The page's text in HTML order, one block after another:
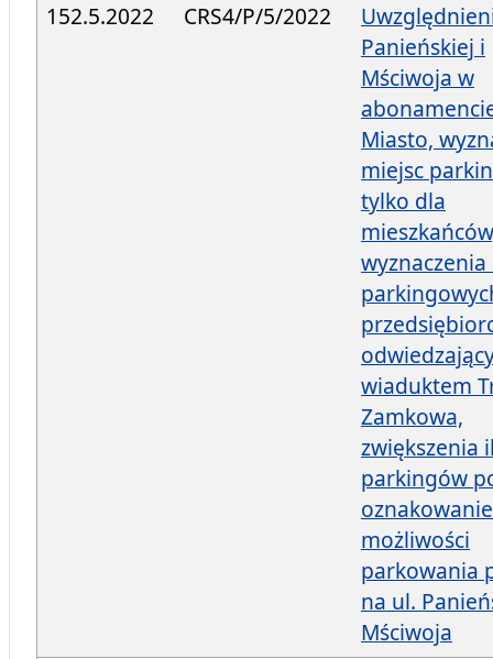
152.5.2022
CRS4/P/5/2022
Panieńskiej i
Mściwoja w
Miasto,
miejsc
tylko dla
wyznaczenia
wiaduktem
Zamkowa,
zwiększenia
parkingów
oznakowanie
możliwości
parkowania
na ul.
Mściwoja